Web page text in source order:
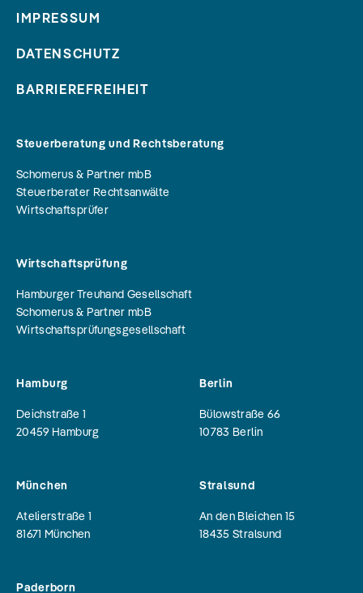
IMPRESSUM
DATENSCHUTZ
BARRIEREFREIHEIT
Steuerberatung und Rechtsberatung
Schomerus & Partner mbB
Steuerberater Rechtsanwälte
Wirtschaftsprüfer
Wirtschaftsprüfung
Hamburger Treuhand Gesellschaft
Schomerus & Partner mbB
Wirtschaftsprüfungsgesellschaft
Hamburg
Deichstraße 1
20459 Hamburg
Berlin
Bülowstraße 66
10783 Berlin
München
Atelierstraße 1
81671 München
Stralsund
An den Bleichen 15
18435 Stralsund
Paderborn